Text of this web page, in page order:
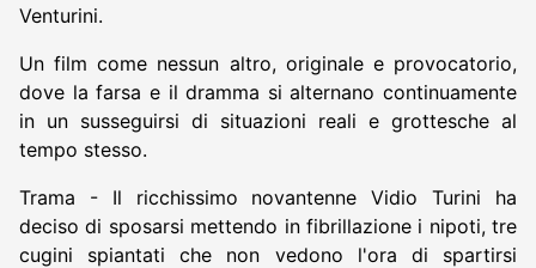
Venturini.
Un film come nessun altro, originale e provocatorio,
dove la farsa e il dramma si alternano continuamente
in un susseguirsi di situazioni reali e grottesche al
tempo stesso.
Trama - Il ricchissimo novantenne Vidio Turini ha
deciso di sposarsi mettendo in fibrillazione i nipoti, tre
cugini spiantati che non vedono l'ora di spartirsi